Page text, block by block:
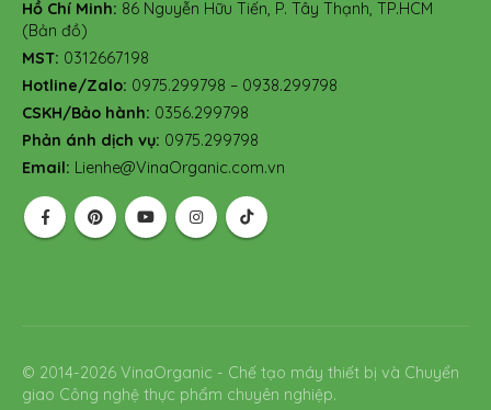
Hồ Chí Minh: 86 Nguyễn Hữu Tiến, P. Tây Thạnh, TP.HCM
(Bản đồ)
MST: 0312667198
Hotline/Zalo: 0975.299798 – 0938.299798
CSKH/Bảo hành: 0356.299798
Phản ánh dịch vụ: 0975.299798
Email: Lienhe@VinaOrganic.com.vn
© 2014-2026 VinaOrganic - Chế tạo máy thiết bị và Chuyển
giao Công nghệ thực phẩm chuyên nghiệp.